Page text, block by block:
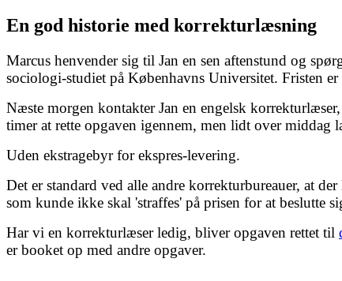
En god historie med korrekturlæsning
Marcus henvender sig til Jan en sen aftenstund og
sociologi-studiet på Københavns Universitet. Fristen
Næste morgen kontakter Jan en engelsk
timer at rette opgaven igennem, men lidt over
Uden ekstragebyr for ekspres-levering.
Det er standard ved alle andre korrekturbureauer, at
som kunde ikke skal 'straffes' på prisen for at beslutte
Har vi en korrekturlæser ledig, bliver opgaven rettet til
er booket op med andre opgaver.